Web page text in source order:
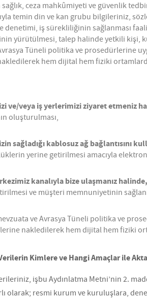
ceza mahkûmiyeti ve güvenlik
temin din ve kan grubu bilgileriniz,
denetimi, iş sürekliliğinin sağlanması
yürütülmesi, talep halinde yetkili kişi,
Tüneli politika ve prosedürlerine
hem dijital hem fiziki
ve/veya iş yerlerimizi ziyaret etmeniz
oluşturulması,
sağladığı kablosuz ağ bağlantısını
yerine getirilmesi amacıyla
kanalıyla bize ulaşmanız halinde,
ve müşteri memnuniyetinin
ve Avrasya Tüneli politika ve
nakledilerek hem dijital hem fiziki
Kimlere ve Hangi Amaçlar ile
işbu Aydınlatma Metni’nin 2.
olarak; resmi kurum ve kuruluşlara,